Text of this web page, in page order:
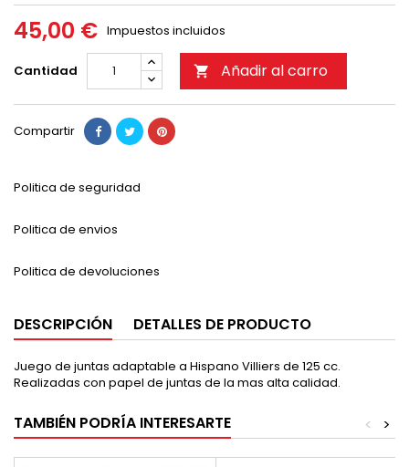
45,00 € Impuestos incluidos
Cantidad  Añadir al carro
Compartir
Politica de seguridad
Politica de envios
Politica de devoluciones
DESCRIPCIÓN DETALLES DE PRODUCTO
Juego de juntas adaptable a Hispano Villiers de 125 cc.
Realizadas con papel de juntas de la mas alta calidad.
TAMBIÉN PODRÍA INTERESARTE >
<